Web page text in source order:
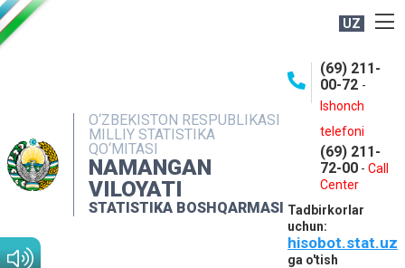
UZ
O‘ZBEKISTON RESPUBLIKASI
MILLIY STATISTIKA
QO‘MITASI
NAMANGAN
VILOYATI
STATISTIKA BOSHQARMASI
(69) 211-
00-72 -
Ishonch
telefoni
(69) 211-
72-00 - Call
Center
Tadbirkorlar
uchun:
hisobot.stat.uz
ga o'tish
NASHRLAR
INTERAKTIV XIZMATLAR
MATBUOT XIZMATI
MUROJAATLAR